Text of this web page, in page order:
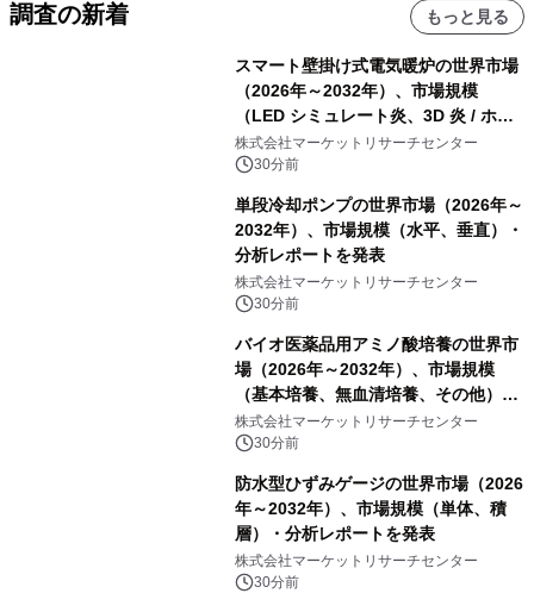
調査の新着 もっと見る
スマート壁掛け式電気暖炉の世界市場
（2026年～2032年）、市場規模
（LED シミュレート炎、3D 炎 / ホロ
グラフィック効果、水ミスト炎）・分
析レポートを発表
株式会社マーケットリサーチセンター
30分前
単段冷却ポンプの世界市場（2026年～
2032年）、市場規模（水平、垂直）・
分析レポートを発表
株式会社マーケットリサーチセンター
30分前
バイオ医薬品用アミノ酸培養の世界市
場（2026年～2032年）、市場規模
（基本培養、無血清培養、その他）・
分析レポートを発表
株式会社マーケットリサーチセンター
30分前
防水型ひずみゲージの世界市場（2026
年～2032年）、市場規模（単体、積
層）・分析レポートを発表
株式会社マーケットリサーチセンター
30分前